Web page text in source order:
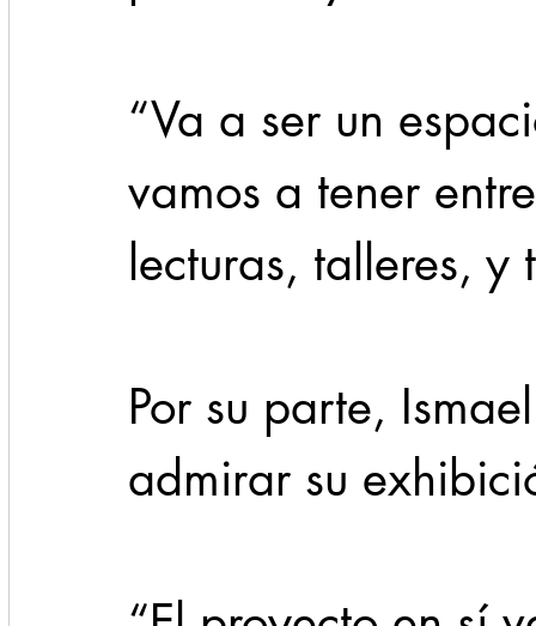
“Va a ser un
vamos a tener
lecturas, talleres,
Por su parte,
admirar su